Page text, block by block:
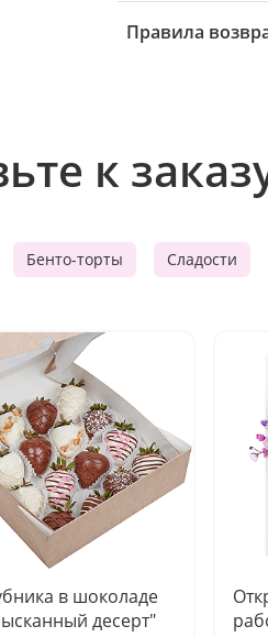
Правила
к
Бенто-торты Сладости
в шоколаде
десерт"